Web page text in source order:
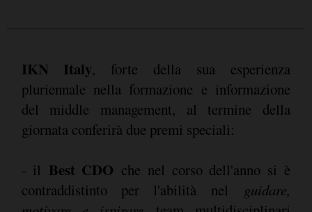
IKN Italy, forte della sua esperienza
pluriennale nella formazione e informazione
del middle management, al termine della
giornata conferirà due premi speciali:
- il Best CDO che nel corso dell'anno si è
contraddistinto per l'abilità nel guidare,